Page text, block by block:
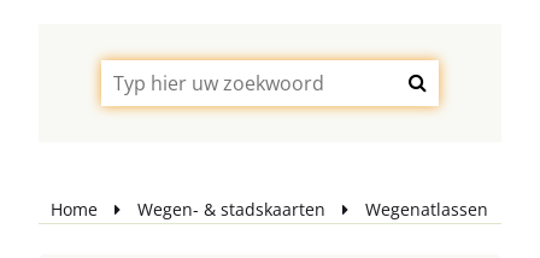
Home Wegen- & stadskaarten Wegenatlassen